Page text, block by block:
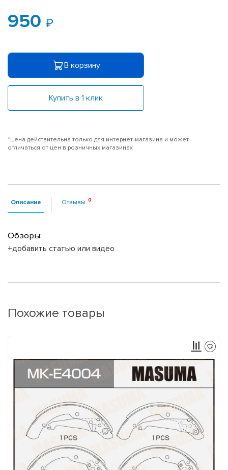
950
В корзину
Купить в 1 клик
*Цена действительна только для интернет-магазина и может
отличаться от цен в розничных магазинах
Описание Отзывы
Обзоры:
+добавить статью или видео
Похожие товары